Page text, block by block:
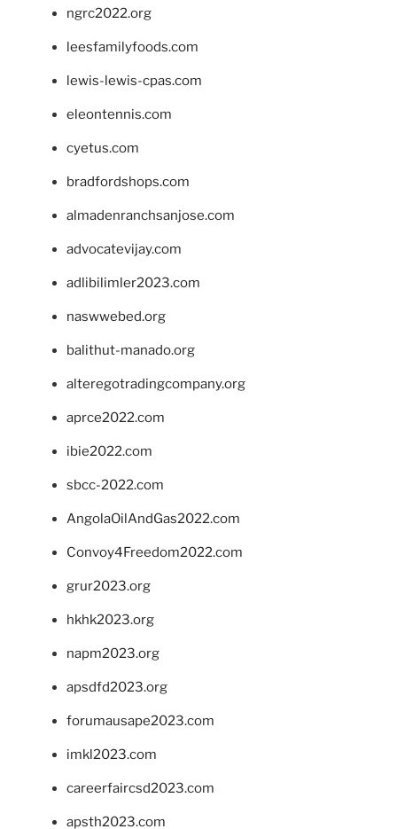
ngrc2022.org
leesfamilyfoods.com
lewis-lewis-cpas.com
eleontennis.com
cyetus.com
bradfordshops.com
almadenranchsanjose.com
advocatevijay.com
adlibilimler2023.com
naswwebed.org
balithut-manado.org
alteregotradingcompany.org
aprce2022.com
ibie2022.com
sbcc-2022.com
AngolaOilAndGas2022.com
Convoy4Freedom2022.com
grur2023.org
hkhk2023.org
napm2023.org
apsdfd2023.org
forumausape2023.com
imkl2023.com
careerfaircsd2023.com
apsth2023.com